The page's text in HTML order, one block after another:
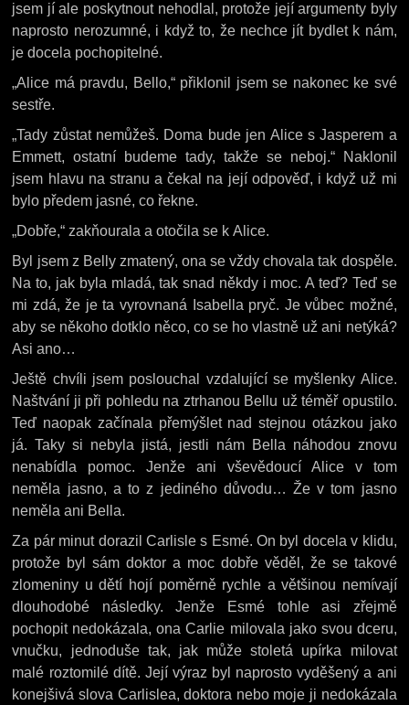
jsem jí ale poskytnout nehodlal, protože její argumenty byly
naprosto nerozumné, i když to, že nechce jít bydlet k nám,
je docela pochopitelné.
„Alice má pravdu, Bello,“ přiklonil jsem se nakonec ke své
sestře.
„Tady zůstat nemůžeš. Doma bude jen Alice s Jasperem a
Emmett, ostatní budeme tady, takže se neboj.“ Naklonil
jsem hlavu na stranu a čekal na její odpověď, i když už mi
bylo předem jasné, co řekne.
„Dobře,“ zakňourala a otočila se k Alice.
Byl jsem z Belly zmatený, ona se vždy chovala tak dospěle.
Na to, jak byla mladá, tak snad někdy i moc. A teď? Teď se
mi zdá, že je ta vyrovnaná Isabella pryč. Je vůbec možné,
aby se někoho dotklo něco, co se ho vlastně už ani netýká?
Asi ano…
Ještě chvíli jsem poslouchal vzdalující se myšlenky Alice.
Naštvání ji při pohledu na ztrhanou Bellu už téměř opustilo.
Teď naopak začínala přemýšlet nad stejnou otázkou jako
já. Taky si nebyla jistá, jestli nám Bella náhodou znovu
nenabídla pomoc. Jenže ani vševědoucí Alice v tom
neměla jasno, a to z jediného důvodu… Že v tom jasno
neměla ani Bella.
Za pár minut dorazil Carlisle s Esmé. On byl docela v klidu,
protože byl sám doktor a moc dobře věděl, že se takové
zlomeniny u dětí hojí poměrně rychle a většinou nemívají
dlouhodobé následky. Jenže Esmé tohle asi zřejmě
pochopit nedokázala, ona Carlie milovala jako svou dceru,
vnučku, jednoduše tak, jak může stoletá upírka milovat
malé roztomilé dítě. Její výraz byl naprosto vyděšený a ani
konejšivá slova Carlislea, doktora nebo moje ji nedokázala